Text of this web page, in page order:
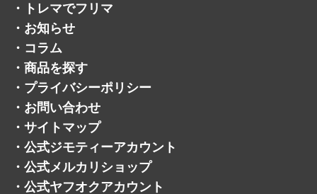
・
トレマでフリマ
・ お知らせ
・ コラム
・ 商品を探す
・ プライバシーポリシー
・ お問い合わせ
・ サイトマップ
・ 公式ジモティーアカウント
・ 公式メルカリショップ
・ 公式ヤフオクアカウント